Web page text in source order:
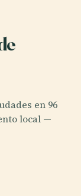
en 96
local —